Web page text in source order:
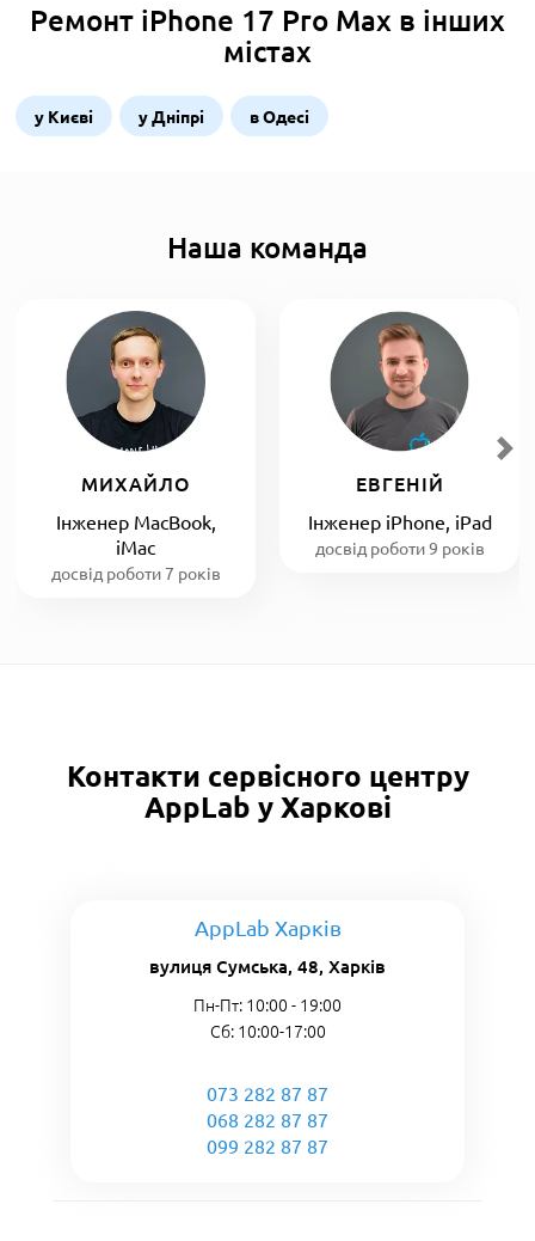
Ремонт iPhone 17 Pro Max в інших
містах
у Києві у Дніпрі в Одесі
Наша команда
МИХАЙЛО
Інженер MacBook,
iMac
досвід роботи 7 років
ЕВГЕНІЙ
Інженер iPhone, iPad
досвід роботи 9 років
Контакти сервісного центру
AppLab у Харкові
AppLab Харків
вулиця Сумська, 48, Харків
Пн-Пт: 10:00 - 19:00
Сб: 10:00-17:00
073 282 87 87
068 282 87 87
099 282 87 87